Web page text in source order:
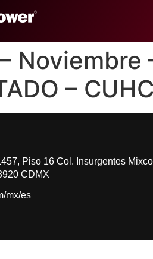
Noviembre
–
Piso 16 Col. Insurgentes
CDMX
mx/es